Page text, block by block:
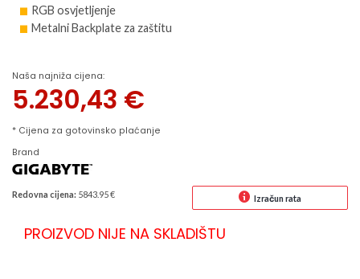
RGB osvjetljenje
Metalni Backplate za zaštitu
Naša najniža cijena:
5.230,43 €
* Cijena za gotovinsko plaćanje
Brand
Redovna cijena: 5843.95 € Izračun rata
PROIZVOD NIJE NA SKLADIŠTU